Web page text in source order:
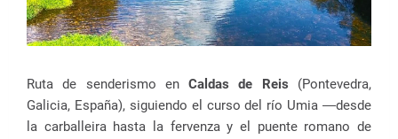
Ruta de senderismo enCaldas de Reis (Pontevedra,
Galicia, España), siguiendo el curso del río Umia ―desde
la carballeira hasta la fervenza y el puente romano de